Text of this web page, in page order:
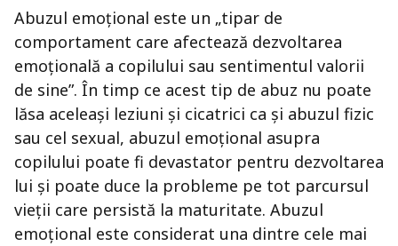
Abuzul emoțional este un „tipar de
comportament care afectează dezvoltarea
emoțională a copilului sau sentimentul valorii
de sine”. În timp ce acest tip de abuz nu poate
lăsa aceleași leziuni și cicatrici ca și abuzul fizic
sau cel sexual, abuzul emoțional asupra
copilului poate fi devastator pentru dezvoltarea
lui și poate duce la probleme pe tot parcursul
vieții care persistă la maturitate. Abuzul
emoțional este considerat una dintre cele mai